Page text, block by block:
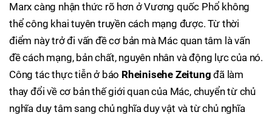
Marx càng nhận thức rõ hơn ở Vương quốc Phổ không
thể công khai tuyên truyền cách mạng được. Từ thời
điểm này trở đi vấn đề cơ bản mà Mác quan tâm là vấn
đề cách mạng, bản chất, nguyên nhân và động lực của nó.
Công tác thực tiễn ở báo Rheinisehe Zeitung đã làm
thay đổi về cơ bản thế giới quan của Mác, chuyển từ chủ
nghĩa duy tâm sang chủ nghĩa duy vật và từ chủ nghĩa